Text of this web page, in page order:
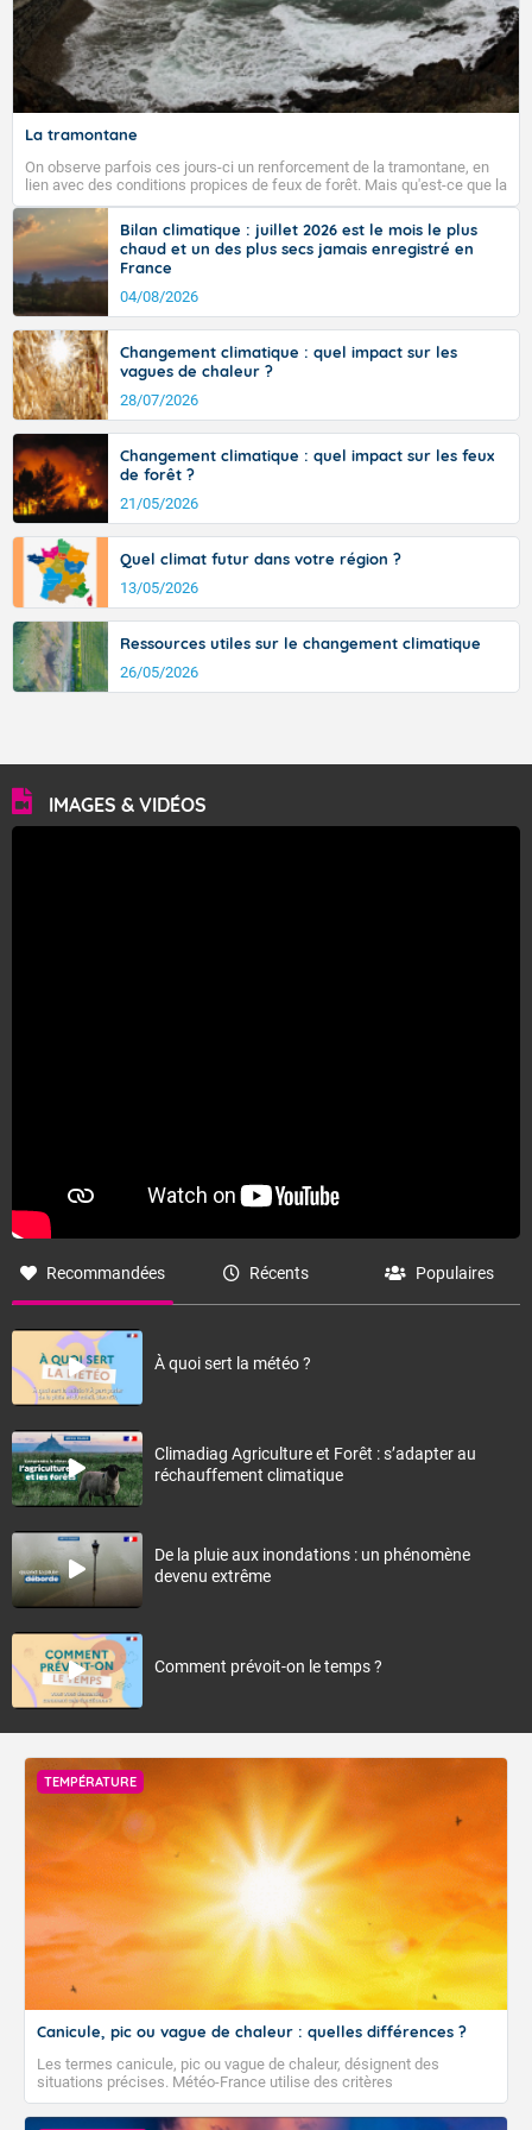
La tramontane
On observe parfois ces jours-ci un renforcement de la tramontane, en
lien avec des conditions propices de feux de forêt. Mais qu'est-ce que la
tramontane ? Quelles sont ses caractéristiques ? La tramontane est un
vent turbulent soufflant de secteur nord-ouest à nord, ou ouest à nord-
ouest, dans un secteur qui part du Roussillon à la vallée de l’Aude et à
l’ouest de l’Hérault. L’étymologie de ce vent vient du latin trasmontanus,
signifiant au-delà des monts, en allusion aux régions montagneuses
d’où provient ce vent.
Bilan climatique : juillet 2026 est le mois le plus
chaud et un des plus secs jamais enregistré en
France
04/08/2026
Changement climatique : quel impact sur les
vagues de chaleur ?
28/07/2026
Changement climatique : quel impact sur les feux
de forêt ?
21/05/2026
Quel climat futur dans votre région ?
13/05/2026
Ressources utiles sur le changement climatique
26/05/2026
IMAGES & VIDÉOS
Recommandées Récents Populaires
À quoi sert la météo ?
Climadiag Agriculture et Forêt : s’adapter au
réchauffement climatique
De la pluie aux inondations : un phénomène
devenu extrême
Comment prévoit-on le temps ?
TEMPÉRATURE
Canicule, pic ou vague de chaleur : quelles différences ?
Les termes canicule, pic ou vague de chaleur, désignent des
situations précises. Météo-France utilise des critères
climatologiques pour évaluer et qualifier les épisodes de chaleur qui
peuvent avoir des impacts sanitaires et socio-économiques